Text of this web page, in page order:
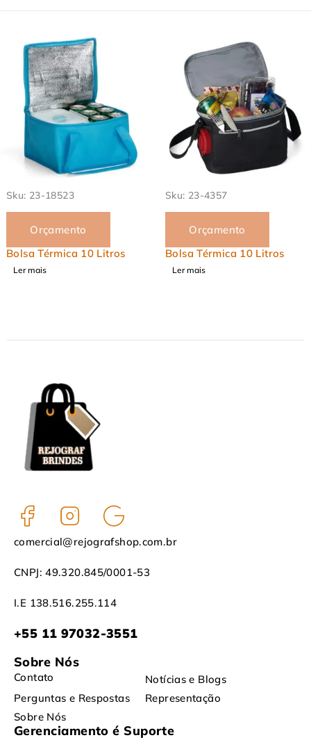
Sku:23-4357
Orçamento
Bolsa Térmica 10 Litros
Ler mais
Sku:23-5069
Orçamento
Bolsa de Viagem 28
Ler mais
comercial@rejografshop.com.br
CNPJ: 49.320.845/0001-53
I.E 138.516.255.114
+55 11 97032-3551
Sobre Nós
Contato
Notícias e Blogs
Perguntas e Respostas
Representação
Sobre Nós
Gerenciamento é Suporte